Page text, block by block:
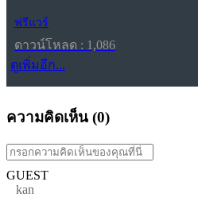
ฟรีแวร์
ดาวน์โหลด : 1,086
ดูเพิ่มอีก...
ความคิดเห็น (0)
GUEST
kan